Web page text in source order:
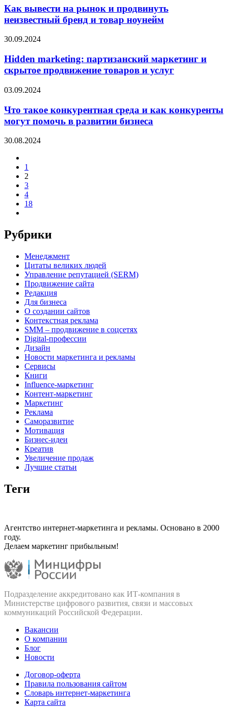
Как вывести на рынок и продвинуть
неизвестный бренд и товар ноунейм
30.09.2024
Hidden marketing: партизанский маркетинг и
скрытое продвижение товаров и услуг
03.09.2024
Что такое конкурентная среда и как конкуренты
могут помочь в развитии бизнеса
30.08.2024
1
2
3
4
18
Рубрики
Менеджмент
Цитаты великих людей
Управление репутацией (SERM)
Продвижение сайта
Редакция
Для бизнеса
О создании сайтов
Контекстная реклама
SMM – продвижение в соцсетях
Digital-профессии
Дизайн
Новости маркетинга и рекламы
Сервисы
Книги
Influence-маркетинг
Контент-маркетинг
Маркетинг
Реклама
Саморазвитие
Мотивация
Бизнес-идеи
Креатив
Увеличение продаж
Лучшие статьи
Теги
Агентство интернет-маркетинга и рекламы. Основано в 2000
году.
Делаем маркетинг прибыльным!
Подразделение аккредитовано как ИТ‑компания в
Министерстве цифрового развития, связи и массовых
коммуникаций Российской Федерации.
Вакансии
О компании
Блог
Новости
Договор-оферта
Правила пользования сайтом
Словарь интернет-маркетинга
Карта сайта